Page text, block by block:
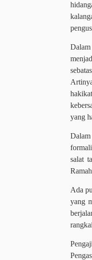
yang
Dalam
salat
Ada
yang